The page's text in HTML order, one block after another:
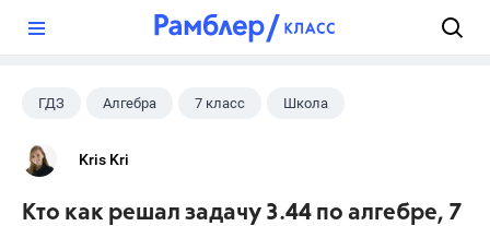
ГДЗ Алгебра 7 класс Школа
Kris Kri
Кто как решал задачу 3.44 по алгебре, 7